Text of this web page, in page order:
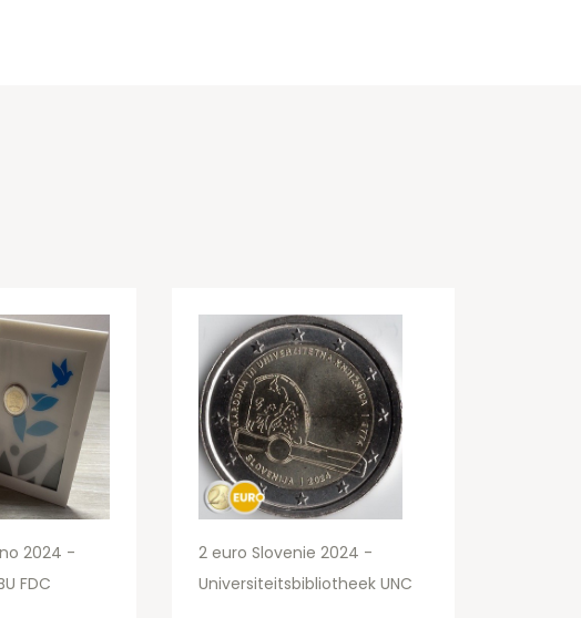
2024 -
FDC
2 euro Slovenie 2024 -
Universiteitsbibliotheek UNC